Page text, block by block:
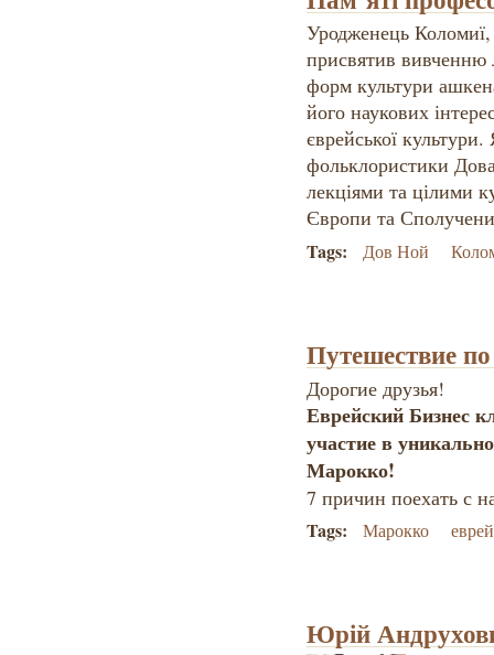
Уродженець
присвятив вивченню
форм культури
його наукових
єврейської
фольклористики
лекціями та цілими
Європи та
Tags: Дов Ной
Путешествие
Дорогие друзья!
Еврейский Бизнес
участие в
Марокко!
7 причин поехать с
Tags: Марокко
Юрій